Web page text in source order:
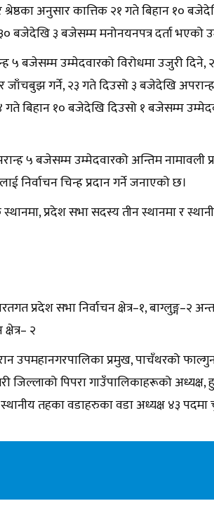
अनुसार कात्तिक २१ गते बिहान १०
बजेदेखि ३ बजेसम्म मनोनयनपत्र दर्ता
५ बजेसम्म उम्मेदवारको विरोधमा उजुरी दिने,
जाँचबुझ गर्ने, २३ गते दिउसो ३ बजेदेखि
गते बिहान १० बजेदेखि दिउसो १ बजेसम्म
५ बजेसम्म उम्मेदवारको अन्तिम नामावली
निर्वाचन चिन्ह प्रदान गर्ने जनाएको छ।
प्रदेश सभा सदस्य तीन स्थानमा र
प्रदेश सभा निर्वाचन क्षेत्र–१, बाग्लुङ्ग–२
२
उपमहानगरपालिका प्रमुख, पाचँथरको
जिल्लाको पिपरा गाउँपालिकाहरूको अध्यक्ष,
तहका वडाहरुका वडा अध्यक्ष ४३